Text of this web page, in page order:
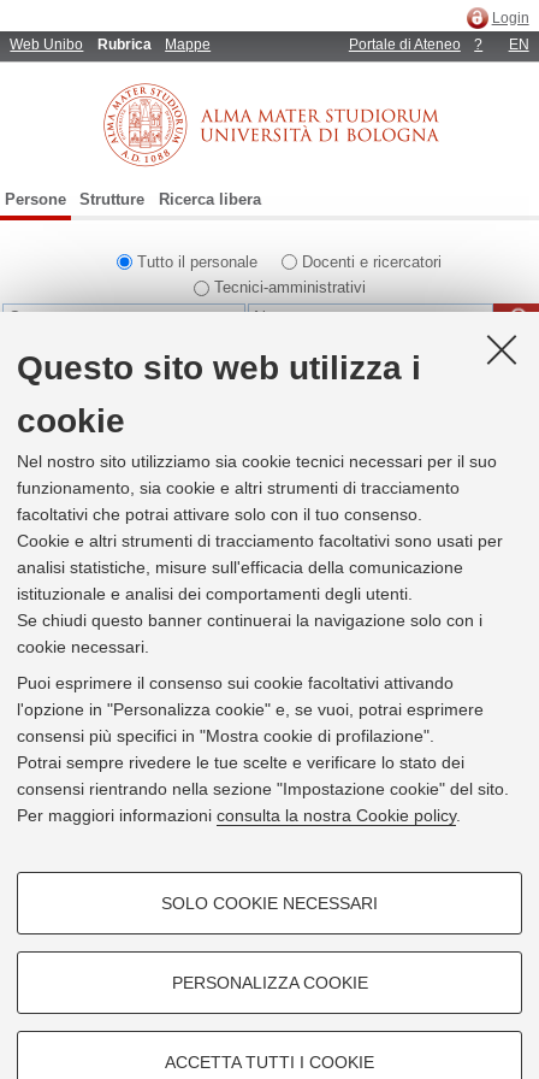
Questo sito web utilizza i
cookie
Nel nostro sito utilizziamo sia cookie tecnici necessari per il suo
funzionamento, sia cookie e altri strumenti di tracciamento
facoltativi che potrai attivare solo con il tuo consenso.
Cookie e altri strumenti di tracciamento facoltativi sono usati per
analisi statistiche, misure sull'efficacia della comunicazione
istituzionale e analisi dei comportamenti degli utenti.
Se chiudi questo banner continuerai la navigazione solo con i
cookie necessari.
Puoi esprimere il consenso sui cookie facoltativi attivando
l'opzione in "Personalizza cookie" e, se vuoi, potrai esprimere
consensi più specifici in "Mostra cookie di profilazione".
Potrai sempre rivedere le tue scelte e verificare lo stato dei
consensi rientrando nella sezione "Impostazione cookie" del sito.
Per maggiori informazioni consulta la nostra Cookie policy.
COOKIE DI PROFILAZIONE -
Si tratta di cookie utilizzati per analizzare le caratteristiche della
navigazione degli utenti, creare profili in base al loro comportamento sul
Mostra cookie di profilazione
SOLO COOKIE NECESSARI
PERSONALIZZA COOKIE
ACCETTA TUTTI I COOKIE
Web Unibo Rubrica Mappe
Login
Portale di Ateneo
? EN
Persone Strutture Ricerca libera
Tutto il personale
Docenti e ricercatori
Tecnici-amministrativi
Ricerca alfabetica
risultati perAPOS - Ufficio Programmazione del personale
142281
Antogiovanni, Ilaria
Area dei Collaboratori - Settore amministrativo
4826
APOS - Ufficio Programmazione del personale
Piazza Verdi 3 Bologna [Vai alla mappa]
e-mail
ilaria.antogiovanni2@unibo.it
tel
+39 051 20 9 8916
vcard
106586
Ferroni, Silvia
Area dei Funzionari - Settore amministrativo - gestionale
5486
APOS - Settore Inserimento e sviluppo professionale - Ufficio
Supporto di carriera in entrata e in uscita
Piazza Verdi 3 Bologna [Vai alla mappa ]
e-mail
s.ferroni@unibo.it
tel
+39 051 2082655
Area dei Funzionari - Settore amministrativo - gestionale
4826
APOS - Ufficio Programmazione del personale
Piazza Verdi 3 Bologna [Vai alla mappa]
alice.marchetti7@unibo.it
vcard